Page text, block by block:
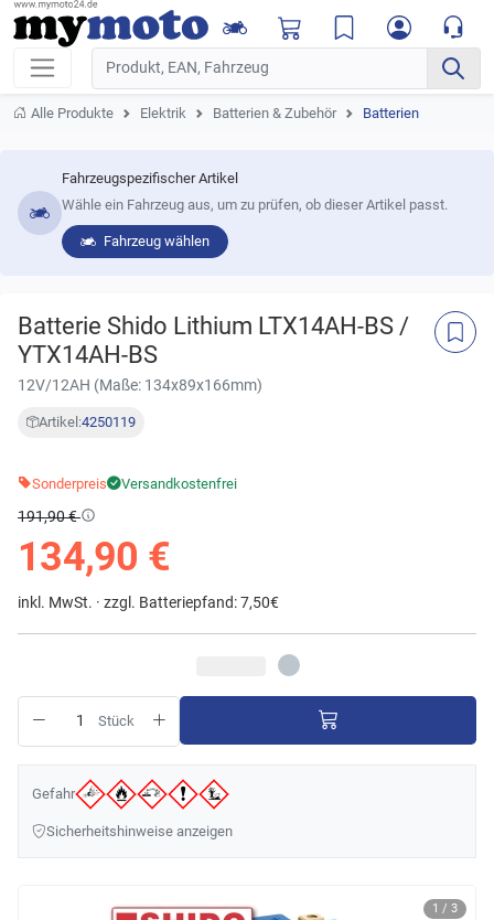
Alle Produkte Elektrik Batterien & Zubehör Batterien
Fahrzeugspezifischer Artikel
Wähle ein Fahrzeug aus, um zu prüfen, ob dieser Artikel passt.
Fahrzeug wählen
Batterie Shido Lithium LTX14AH-BS /
YTX14AH-BS
12V/12AH (Maße: 134x89x166mm)
Artikel:4250119
1 / 3
Sonderpreis Versandkostenfrei
191,90 €
134,90 €
inkl. MwSt. · zzgl. Batteriepfand: 7,50€
Stück
Gefahr
Sicherheitshinweise anzeigen